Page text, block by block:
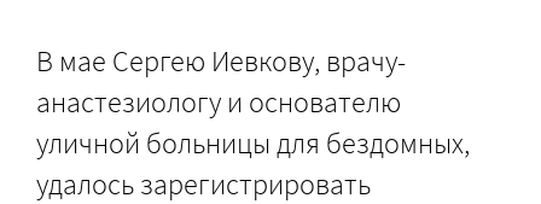
В мае Сергею Иевкову, врачу-
анастезиологу и основателю
уличной больницы для бездомных,
удалось зарегистрировать